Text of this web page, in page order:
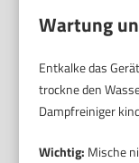
Wartung
Entkalke das
trockne den
Dampfreiniger
Wichtig: Mische